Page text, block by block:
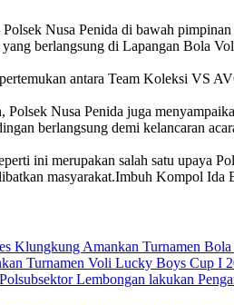
Nusa Penida di bawah pimpinan
berlangsung di Lapangan Bola
antara Team Koleksi VS
Polsek Nusa Penida juga
berlangsung demi kelancaran
ini merupakan salah satu upaya
masyarakat.Imbuh Kompol Ida